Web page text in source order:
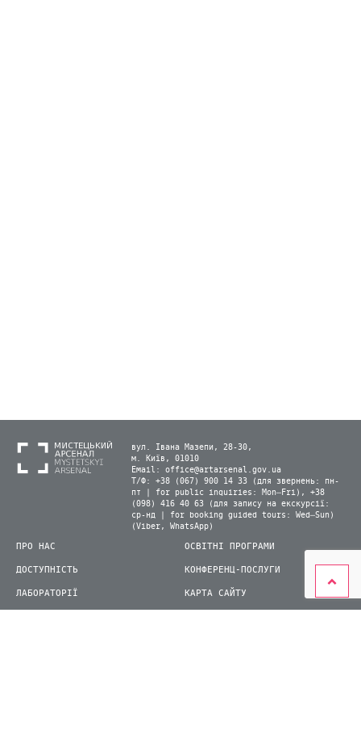
вул. Івана Мазепи, 28-30,
м. Київ, 01010
Email: office@artarsenal.gov.ua
Т/Ф: +38 (067) 900 14 33 (для звернень: пн-
пт | for public inquiries: Mon–Fri), +38
(098) 416 40 63 (для запису на екскурсії:
ср-нд | for booking guided tours: Wed–Sun)
(Viber, WhatsApp)
ПРО НАС
ДОСТУПНІСТЬ
ЛАБОРАТОРІЇ
ОСВІТНІ ПРОГРАМИ
КОНФЕРЕНЦ-ПОСЛУГИ
КАРТА САЙТУ